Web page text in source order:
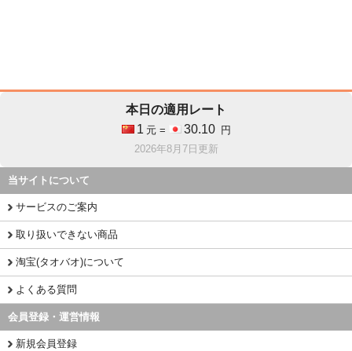
本日の適用レート
1 元 = 30.10
円
2026年8月7日更新
当サイトについて
サービスのご案内
取り扱いできない商品
淘宝(タオバオ)について
よくある質問
会員登録・運営情報
新規会員登録